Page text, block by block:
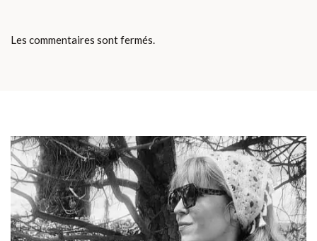
Les commentaires sont fermés.